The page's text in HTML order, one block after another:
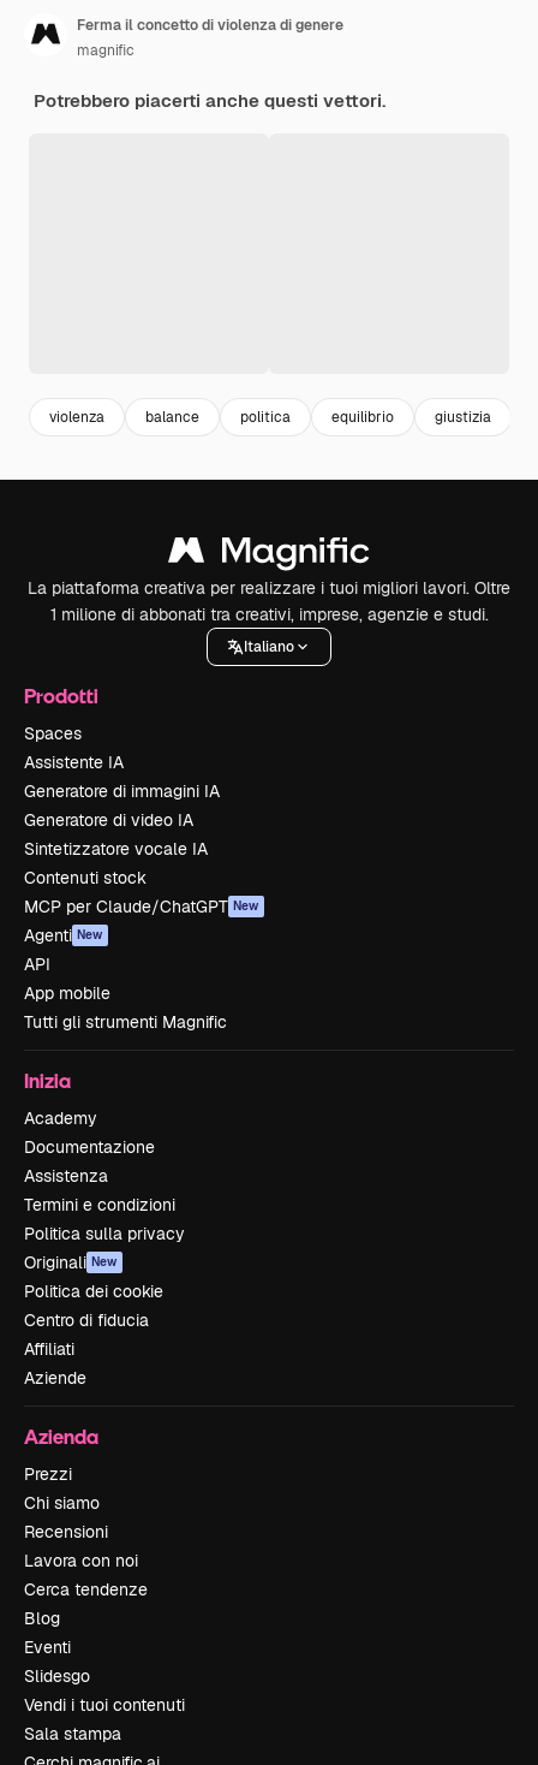
Ferma il concetto di violenza di genere
magnific
Potrebbero piacerti anche questi vettori.
violenza balance politica equilibrio giustizia
La piattaforma creativa per realizzare i tuoi migliori lavori. Oltre
1 milione di abbonati tra creativi, imprese, agenzie e studi.
Italiano
Prodotti
Spaces
Assistente IA
Generatore di immagini IA
Generatore di video IA
Sintetizzatore vocale IA
Contenuti stock
MCP per Claude/ChatGPT New
Agenti New
API
App mobile
Tutti gli strumenti Magnific
Inizia
Academy
Documentazione
Assistenza
Termini e condizioni
Politica sulla privacy
Originali New
Politica dei cookie
Centro di fiducia
Affiliati
Aziende
Azienda
Prezzi
Chi siamo
Recensioni
Lavora con noi
Cerca tendenze
Blog
Eventi
Slidesgo
Vendi i tuoi contenuti
Sala stampa